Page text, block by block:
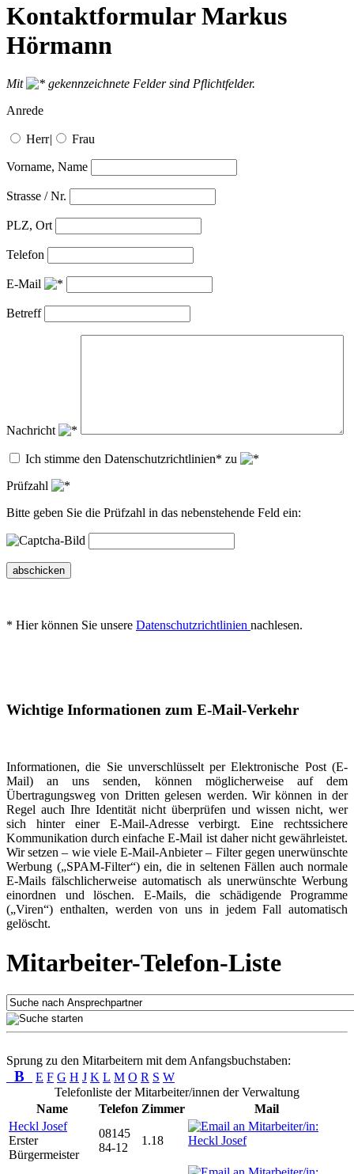
Kontaktformular Markus
Hörmann
Mit
gekennzeichnete Felder sind Pflichtfelder.
Anrede
Herr| Frau
Vorname, Name
Strasse / Nr.
PLZ, Ort
Telefon
E-Mail
Betreff
Nachricht
Ich stimme den Datenschutzrichtlinien* zu
Prüfzahl
Bitte geben Sie die Prüfzahl in das nebenstehende Feld ein:
abschicken
* Hier können Sie unsere Datenschutzrichtlinien nachlesen.
Wichtige Informationen zum E-Mail-Verkehr
Informationen, die Sie unverschlüsselt per Elektronische Post (E-
Mail) an uns senden, können möglicherweise auf dem
Übertragungsweg von Dritten gelesen werden. Wir können in der
Regel auch Ihre Identität nicht überprüfen und wissen nicht, wer
sich hinter einer E-Mail-Adresse verbirgt. Eine rechtssichere
Kommunikation durch einfache E-Mail ist daher nicht gewährleistet.
Wir setzen – wie viele E-Mail-Anbieter – Filter gegen unerwünschte
Werbung („SPAM-Filter“) ein, die in seltenen Fällen auch normale
E-Mails fälschlicherweise automatisch als unerwünschte Werbung
einordnen und löschen. E-Mails, die schädigende Programme
(„Viren“) enthalten, werden von uns in jedem Fall automatisch
gelöscht.
Mitarbeiter-Telefon-Liste
Sprung zu den Mitarbeitern mit dem Anfangsbuchstaben:
B E F G H J K L M O R S W
Telefonliste der Mitarbeiter/innen der Verwaltung
Name
Telefon Zimmer
Mail
Heckl Josef
Erster
Bürgermeister
08145
84-12
1.18